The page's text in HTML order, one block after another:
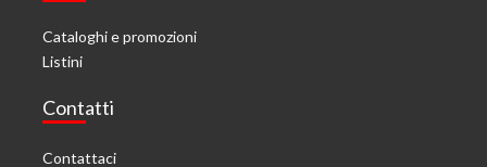
Cataloghi e promozioni
Listini
Contatti
Contattaci